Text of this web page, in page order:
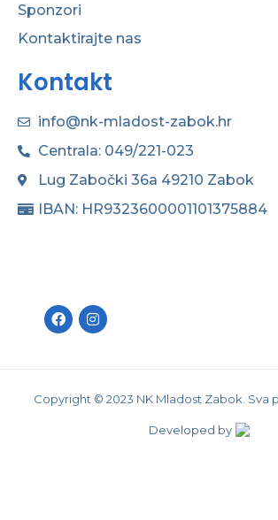
Sponzori
Kontaktirajte nas
Kontakt
info@nk-mladost-zabok.hr
Centrala: 049/221-023
Lug Zabočki 36a 49210 Zabok
IBAN: HR9323600001101375884
Copyright © 2023 NK Mladost Zabok. Sva
Developed by